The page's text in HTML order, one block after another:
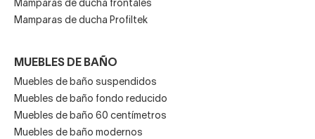
Mamparas de ducha frontales
Mamparas de ducha Profiltek
MUEBLES DE BAÑO
Muebles de baño suspendidos
Muebles de baño fondo reducido
Muebles de baño 60 centímetros
Muebles de baño modernos